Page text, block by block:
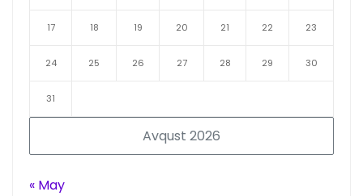
Avqust 2026
17 18 19 20 21 22 23
24 25 26 27 28 29 30
31
« May